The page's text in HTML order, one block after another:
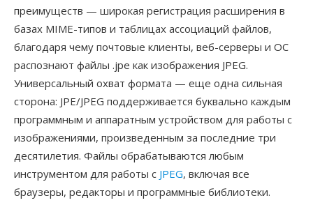
преимуществ — широкая регистрация расширения в
базах MIME-типов и таблицах ассоциаций файлов,
благодаря чему почтовые клиенты, веб-серверы и ОС
распознают файлы .jpe как изображения JPEG.
Универсальный охват формата — еще одна сильная
сторона: JPE/JPEG поддерживается буквально каждым
программным и аппаратным устройством для работы с
изображениями, произведенным за последние три
десятилетия. Файлы обрабатываются любым
инструментом для работы с JPEG, включая все
браузеры, редакторы и программные библиотеки.